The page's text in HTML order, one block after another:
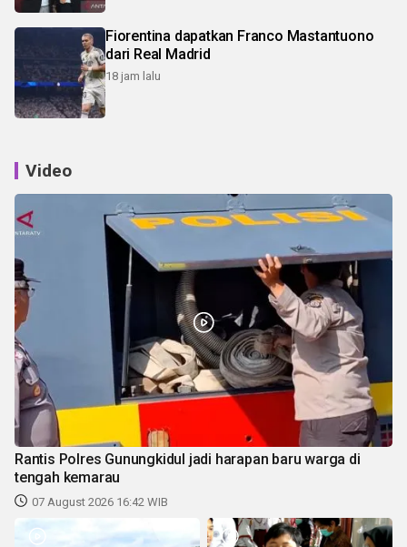
Fiorentina dapatkan Franco Mastantuono
dari Real Madrid
18 jam lalu
Video
Rantis Polres Gunungkidul jadi harapan baru warga di
tengah kemarau
07 August 2026 16:42 WIB